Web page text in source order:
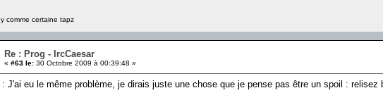
comme certaine tapz
Re : Prog - IrcCaesar
« #63 le: 30 Octobre 2009 à 00:39:48 »
J'ai eu le même problème, je dirais juste une chose que je pense pas être un spoil : relisez